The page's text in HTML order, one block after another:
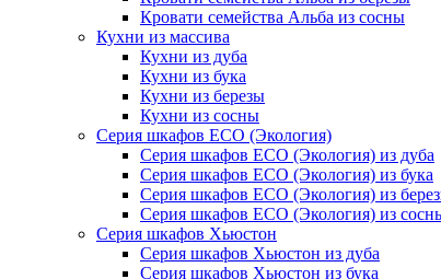
Кровати семейства Альба из сосны
Кухни из массива
Кухни из дуба
Кухни из бука
Кухни из березы
Кухни из сосны
Серия шкафов ECO (Экология)
Серия шкафов ECO (Экология) из дуба
Серия шкафов ECO (Экология) из бука
Серия шкафов ECO (Экология) из
Серия шкафов ECO (Экология) из
Серия шкафов Хьюстон
Серия шкафов Хьюстон из дуба
Серия шкафов Хьюстон из бука